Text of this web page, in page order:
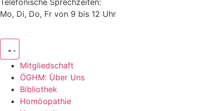
Mo, Di, Do, Fr von 9 bis 12 Uhr
Mitgliedschaft
ÖGHM: Über Uns
Bibliothek
Homöopathie